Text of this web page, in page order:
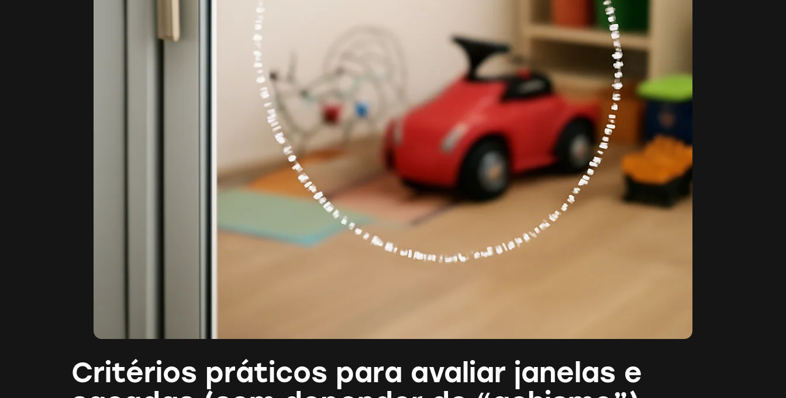
Critérios práticos para avaliar janelas e